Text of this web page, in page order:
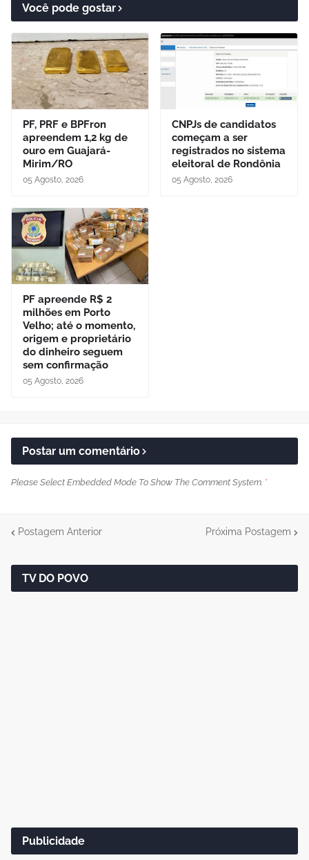
Você pode gostar
PF, PRF e BPFron
apreendem 1,2 kg de
ouro em Guajará-
Mirim/RO
05 Agosto, 2026
CNPJs de candidatos
começam a ser
registrados no sistema
eleitoral de Rondônia
05 Agosto, 2026
PF apreende R$ 2
milhões em Porto
Velho; até o momento,
origem e proprietário
do dinheiro seguem
sem confirmação
05 Agosto, 2026
Postar um comentário
Please Select Embedded Mode To Show The Comment System. *
Postagem Anterior Próxima Postagem
TV DO POVO
Publicidade